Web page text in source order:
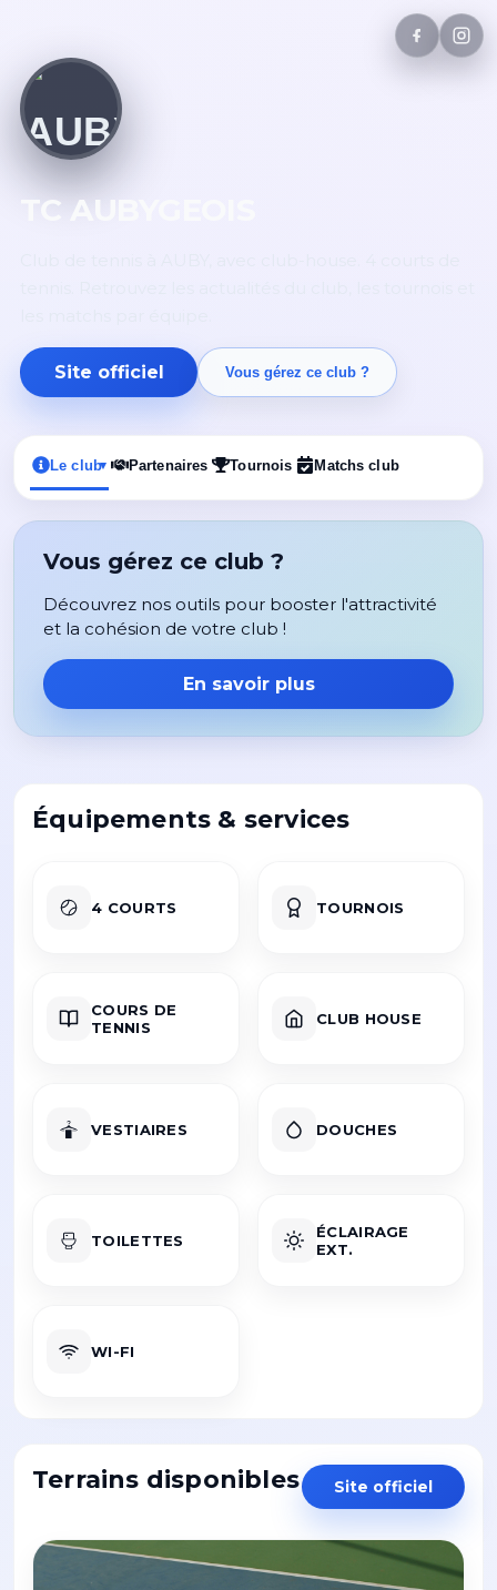
TC AUBYGEOIS
Site officiel Vous gérez ce club ?
Le club▾ Partenaires Tournois Matchs club
Vous gérez ce club ?
Découvrez nos outils pour booster l'attractivité
et la cohésion de votre club !
En savoir plus
Équipements & services
4 COURTS TOURNOIS
COURS DE
TENNIS
CLUB HOUSE
VESTIAIRES DOUCHES
TOILETTES
ÉCLAIRAGE
EXT.
WI-FI
Terrains disponibles Site officiel